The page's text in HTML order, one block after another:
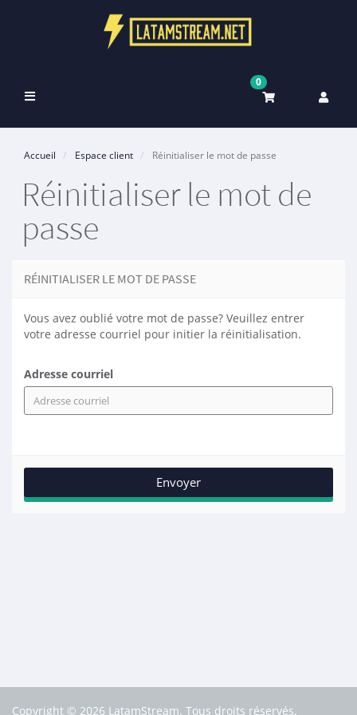
Basculer
navigation
0
Accueil Espace client Réinitialiser le mot de passe
Réinitialiser le mot de
passe
RÉINITIALISER LE MOT DE PASSE
Vous avez oublié votre mot de passe? Veuillez entrer
votre adresse courriel pour initier la réinitialisation.
Adresse courriel
Copyright © 2026 LatamStream. Tous droits réservés.